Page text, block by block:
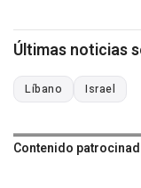
Últimas noticias
Líbano Israel
Contenido